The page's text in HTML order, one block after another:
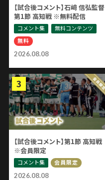
2026.08.08
【試合後コメント】石﨑 信弘監督
第1節 高知戦 ※無料配信
コメント集
無料コンテンツ
無料
2026.08.08
【試合後コメント】第1節 高知戦
※会員限定
コメント集 会員限定